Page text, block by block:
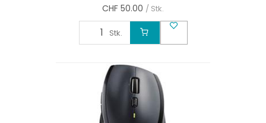
CHF 50.00 / Stk.
Stk.